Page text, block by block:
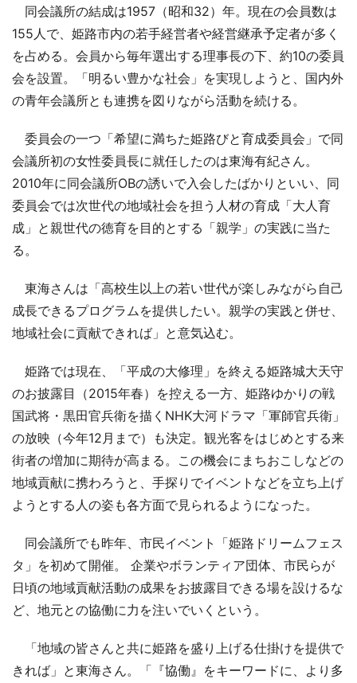
同会議所の結成は1957（昭和32）年。現在の会員数は
155人で、姫路市内の若手経営者や経営継承予定者が多く
を占める。会員から毎年選出する理事長の下、約10の委員
会を設置。「明るい豊かな社会」を実現しようと、国内外
の青年会議所とも連携を図りながら活動を続ける。
委員会の一つ「希望に満ちた姫路びと育成委員会」で同
会議所初の女性委員長に就任したのは東海有紀さん。
2010年に同会議所OBの誘いで入会したばかりといい、同
委員会では次世代の地域社会を担う人材の育成「大人育
成」と親世代の徳育を目的とする「親学」の実践に当た
る。
東海さんは「高校生以上の若い世代が楽しみながら自己
成長できるプログラムを提供したい。親学の実践と併せ、
地域社会に貢献できれば」と意気込む。
姫路では現在、「平成の大修理」を終える姫路城大天守
のお披露目（2015年春）を控える一方、姫路ゆかりの戦
国武将・黒田官兵衛を描くNHK大河ドラマ「軍師官兵衛」
の放映（今年12月まで）も決定。観光客をはじめとする来
街者の増加に期待が高まる。この機会にまちおこしなどの
地域貢献に携わろうと、手探りでイベントなどを立ち上げ
ようとする人の姿も各方面で見られるようになった。
同会議所でも昨年、市民イベント「姫路ドリームフェス
タ」を初めて開催。 企業やボランティア団体、市民らが
日頃の地域貢献活動の成果をお披露目できる場を設けるな
ど、地元との協働に力を注いでいくという。
「地域の皆さんと共に姫路を盛り上げる仕掛けを提供で
きれば」と東海さん。「『協働』をキーワードに、より多